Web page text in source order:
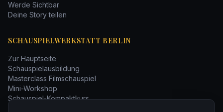
Werde Sichtbar
Deine Story teilen
SCHAUSPIELWERKSTATT BERLIN
Zur Hauptseite
Schauspielausbildung
Masterclass Filmschauspiel
Mini-Workshop
Schauspiel-Kompaktkurs